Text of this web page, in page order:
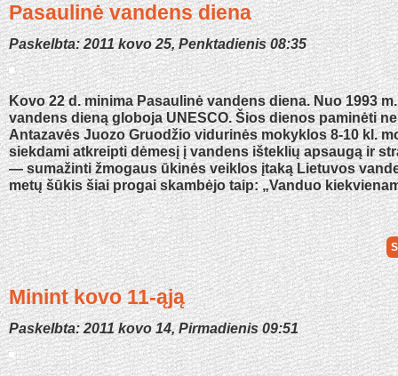
Pasaulinė vandens diena
Paskelbta: 2011 kovo 25, Penktadienis 08:35
Kovo 22 d. minima Pasaulinė vandens diena. Nuo 1993
vandens dieną globoja UNESCO. Šios dienos paminėti
Antazavės Juozo Gruodžio vidurinės mokyklos 8-10 kl.
siekdami atkreipti dėmesį į vandens išteklių apsaugą ir
— sumažinti žmogaus ūkinės veiklos įtaką Lietuvos
metų šūkis šiai progai skambėjo taip: „Vanduo
Minint kovo 11-ąją
Paskelbta: 2011 kovo 14, Pirmadienis 09:51